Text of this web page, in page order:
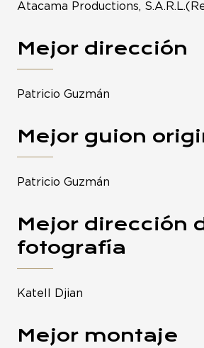
Atacama Productions,
Mejor dirección
Patricio Guzmán
Mejor guion
Patricio Guzmán
Mejor dirección
fotografía
Katell Djian
Mejor montaje